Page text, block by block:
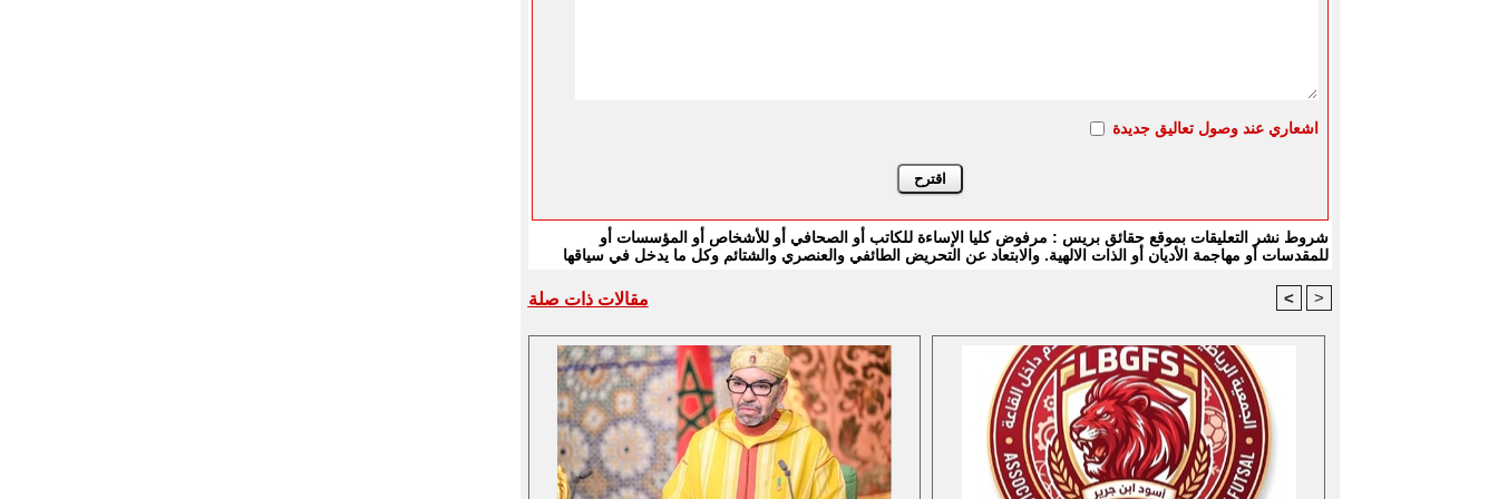
اشعاري عند وصول تعاليق جديدة
شروط نشر التعليقات بموقع حقائق بريس : مرفوض كليا الإساءة للكاتب أو الصحافي أو للأشخاص أو المؤسسات أو
للمقدسات أو مهاجمة الأديان أو الذات الالهية. والابتعاد عن التحريض الطائفي والعنصري والشتائم وكل ما يدخل في سياقها
مقالات ذات صلة < >